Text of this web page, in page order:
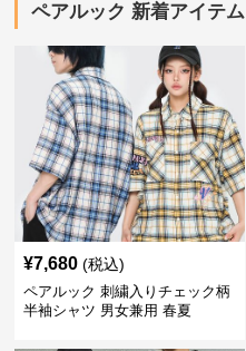
ペアルック 新着アイテム
¥7,680 (税込)
ペアルック 刺繍入りチェック柄
半袖シャツ 男女兼用 春夏